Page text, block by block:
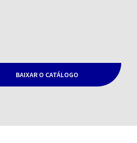
BAIXAR O CATÁLOGO